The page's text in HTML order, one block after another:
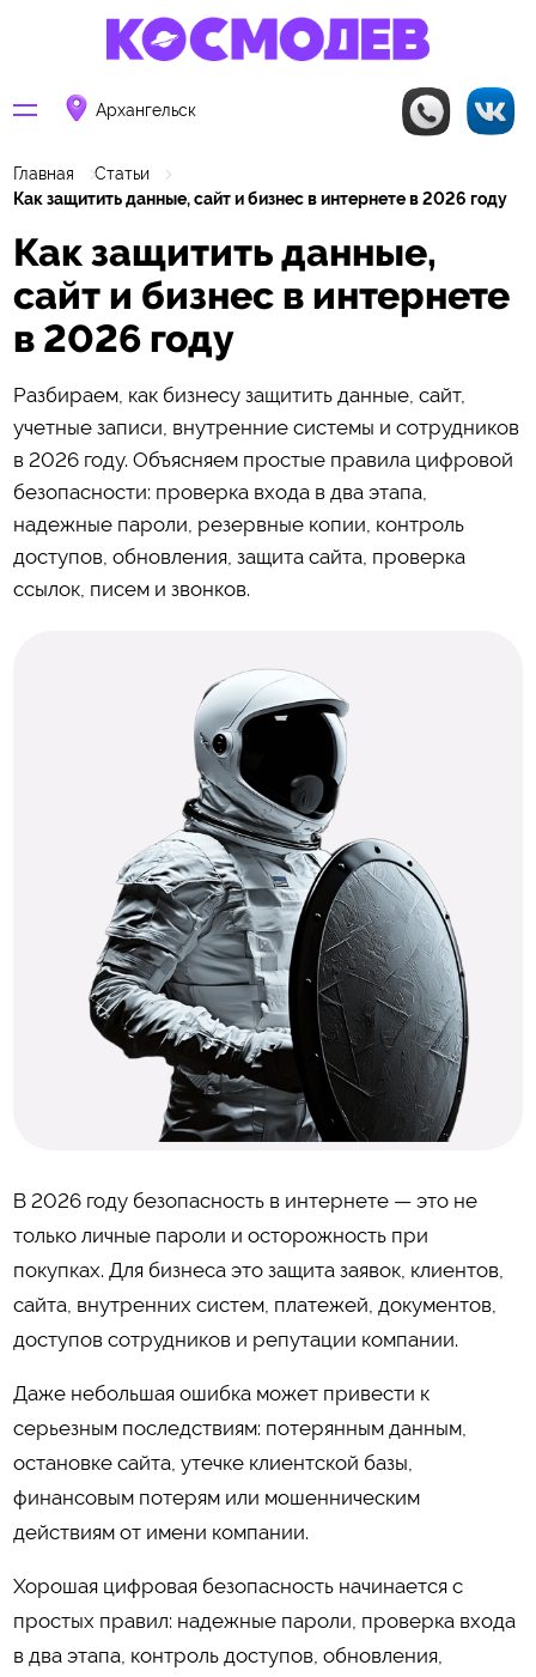
Архангельск
Главная
Статьи
Как защитить данные, сайт и бизнес в интернете в 2026 году
Как защитить данные,
сайт и бизнес в интернете
в 2026 году
Разбираем, как бизнесу защитить данные, сайт,
учетные записи, внутренние системы и сотрудников
в 2026 году. Объясняем простые правила цифровой
безопасности: проверка входа в два этапа,
надежные пароли, резервные копии, контроль
доступов, обновления, защита сайта, проверка
ссылок, писем и звонков.
В 2026 году безопасность в интернете — это не
только личные пароли и осторожность при
покупках. Для бизнеса это защита заявок, клиентов,
сайта, внутренних систем, платежей, документов,
доступов сотрудников и репутации компании.
Даже небольшая ошибка может привести к
серьезным последствиям: потерянным данным,
остановке сайта, утечке клиентской базы,
финансовым потерям или мошенническим
действиям от имени компании.
Хорошая цифровая безопасность начинается с
простых правил: надежные пароли, проверка входа
в два этапа, контроль доступов, обновления,